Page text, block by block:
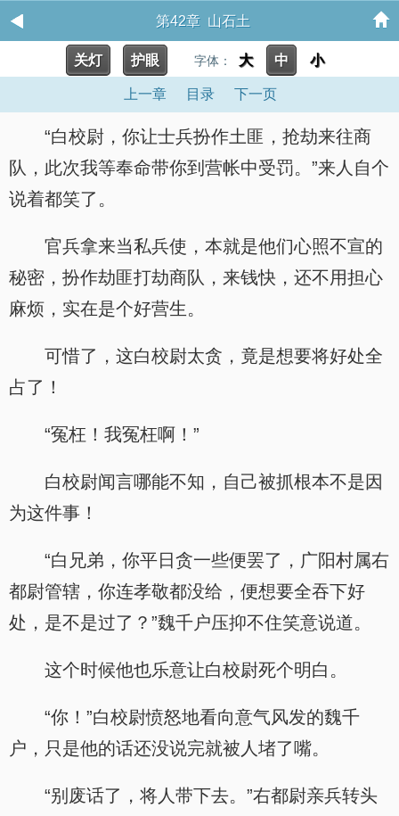
第42章 山石土
关灯 护眼 字体： 大 中 小
上一章 目录 下一页
“白校尉，你让士兵扮作土匪，抢劫来往商
队，此次我等奉命带你到营帐中受罚。”来人自个
说着都笑了。
官兵拿来当私兵使，本就是他们心照不宣的
秘密，扮作劫匪打劫商队，来钱快，还不用担心
麻烦，实在是个好营生。
可惜了，这白校尉太贪，竟是想要将好处全
占了！
“冤枉！我冤枉啊！”
白校尉闻言哪能不知，自己被抓根本不是因
为这件事！
“白兄弟，你平日贪一些便罢了，广阳村属右
都尉管辖，你连孝敬都没给，便想要全吞下好
处，是不是过了？”魏千户压抑不住笑意说道。
这个时候他也乐意让白校尉死个明白。
“你！”白校尉愤怒地看向意气风发的魏千
户，只是他的话还没说完就被人堵了嘴。
“别废话了，将人带下去。”右都尉亲兵转头